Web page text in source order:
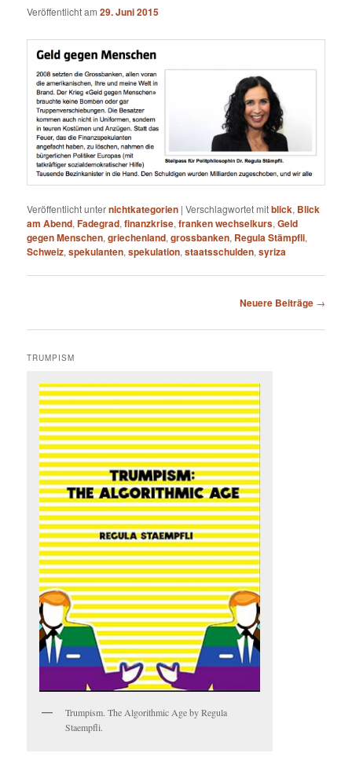
Veröffentlicht am29. Juni 2015
Veröffentlicht unternichtkategorien |Verschlagwortet mitblick, Blick
am Abend,Fadegrad,finanzkrise,franken wechselkurs,Geld
gegen Menschen,griechenland,grossbanken, Regula Stämpfli,
Schweiz,spekulanten,spekulation,staatsschulden,syriza
Neuere Beiträge →
TRUMPISM
Trumpism. The Algorithmic Age by Regula
Staempfli.